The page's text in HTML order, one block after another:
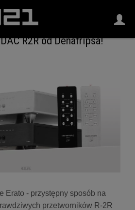
R2R od Denafripsa!
Erato - przystępny sposób na
przetworników R-2R